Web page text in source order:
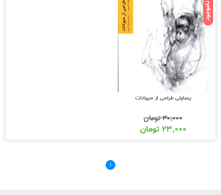
ناموجود
یساولی طراحی از حیوانات
۳۰,۰۰۰تومان
۲۳,۰۰۰ تومان
۱